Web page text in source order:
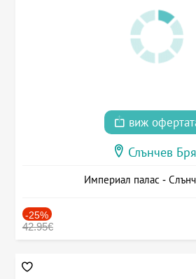
виж
Слънчев
Империал палас -
-25%
42.95€